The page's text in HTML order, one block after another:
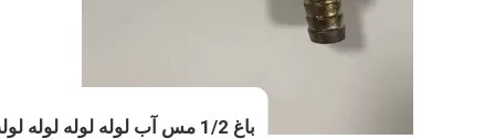
باغ 1/2 مس آب لوله لوله لوله لوله لوله